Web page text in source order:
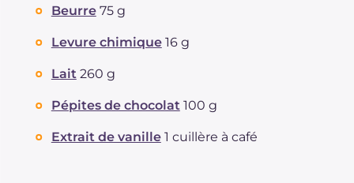
Beurre 75 g
Levure chimique 16 g
Lait 260 g
Pépites de chocolat 100 g
Extrait de vanille 1 cuillère à café